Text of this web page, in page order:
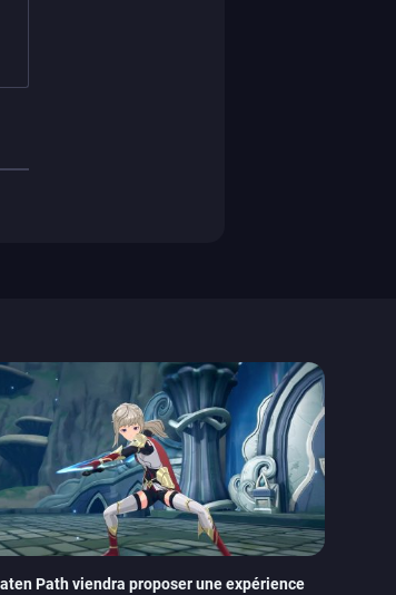
Path viendra proposer une expérience